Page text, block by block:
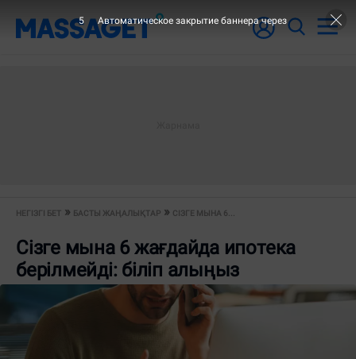
НЕГІЗГІ БЕТ БАСТЫ ЖАҢАЛЫҚТАР СІЗГЕ МЫНА 6...
Сізге мына 6 жағдайда ипотека
берілмейді: біліп алыңыз
5 Автоматическое закрытие баннера через